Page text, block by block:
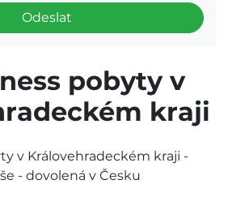
Odeslat
pobyty v
kraji
v Královehradeckém kraji -
- dovolená v Česku